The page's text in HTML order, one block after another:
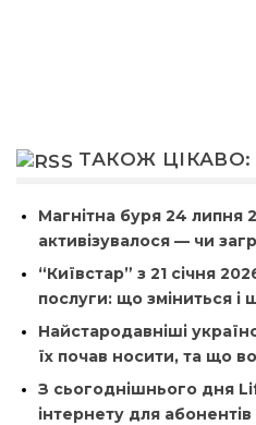
ТАКОЖ ЦІКАВО:
Магнітна буря 24 липня
активізувалося — чи
“Київстар” з 21 січня
послуги: що зміниться
Найстародавніші
їх почав носити, та що
З сьогоднішнього дня
інтернету для абонентів